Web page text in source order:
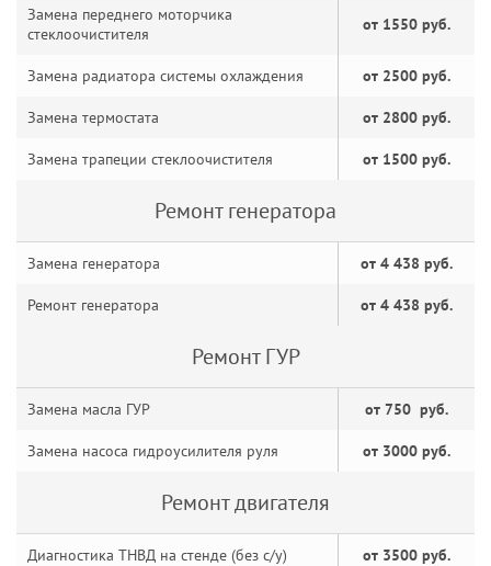
Замена переднего моторчика
стеклоочистителя
от 1550 руб.
Замена радиатора системы охлаждения от 2500 руб.
Замена термостата от 2800 руб.
Замена трапеции стеклоочистителя от 1500 руб.
Ремонт генератора
Замена генератора от 4 438 руб.
Ремонт генератора от 4 438 руб.
Ремонт ГУР
Замена масла ГУР от 750 руб.
Замена насоса гидроусилителя руля от 3000 руб.
Ремонт двигателя
Диагностика ТНВД на стенде (без с/у) от 3500 руб.